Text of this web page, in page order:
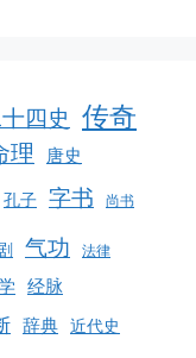
四史 传奇
理 唐史
孔子 字书 尚书
气功 法律
经脉
辞典 近代史